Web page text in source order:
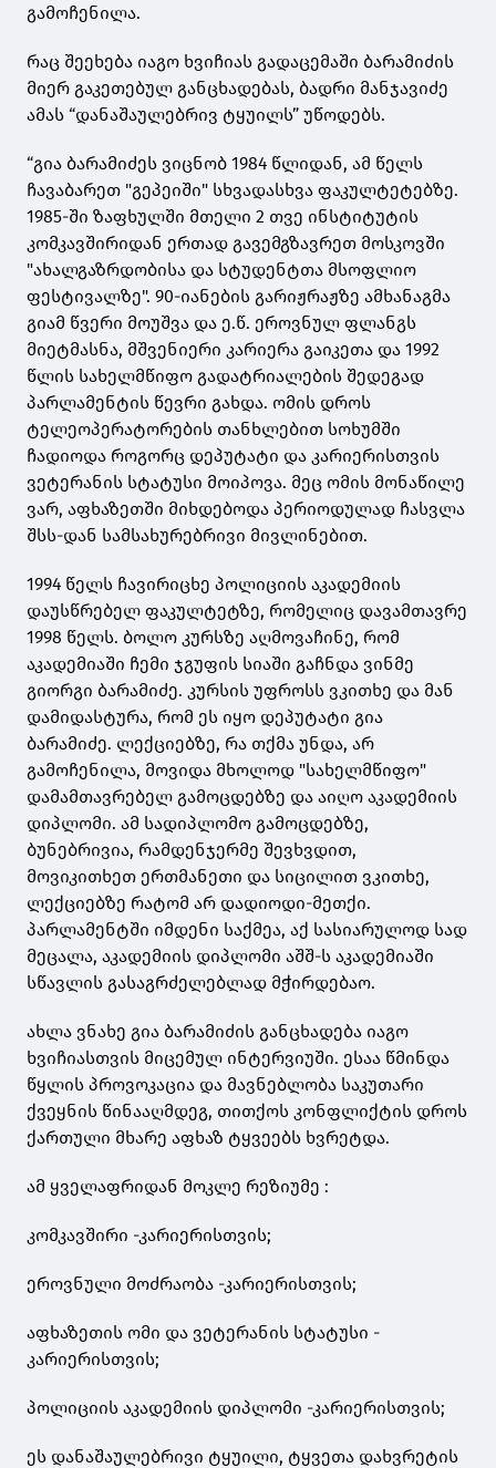
გამოჩენილა.
რაც შეეხება იაგო ხვიჩიას გადაცემაში ბარამიძის
მიერ გაკეთებულ განცხადებას, ბადრი მანჯავიძე
ამას “დანაშაულებრივ ტყუილს” უწოდებს.
“გია ბარამიძეს ვიცნობ 1984 წლიდან, ამ წელს
ჩავაბარეთ "გეპეიში" სხვადასხვა ფაკულტეტებზე.
1985-ში ზაფხულში მთელი 2 თვე ინსტიტუტის
კომკავშირიდან ერთად გავემგზავრეთ მოსკოვში
"ახალგაზრდობისა და სტუდენტთა მსოფლიო
ფესტივალზე". 90-იანების გარიჟრაჟზე ამხანაგმა
გიამ წვერი მოუშვა და ე.წ. ეროვნულ ფლანგს
მიეტმასნა, მშვენიერი კარიერა გაიკეთა და 1992
წლის სახელმწიფო გადატრიალების შედეგად
პარლამენტის წევრი გახდა. ომის დროს
ტელეოპერატორების თანხლებით სოხუმში
ჩადიოდა როგორც დეპუტატი და კარიერისთვის
ვეტერანის სტატუსი მოიპოვა. მეც ომის მონაწილე
ვარ, აფხაზეთში მიხდებოდა პერიოდულად ჩასვლა
შსს-დან სამსახურებრივი მივლინებით.
1994 წელს ჩავირიცხე პოლიციის აკადემიის
დაუსწრებელ ფაკულტეტზე, რომელიც დავამთავრე
1998 წელს. ბოლო კურსზე აღმოვაჩინე, რომ
აკადემიაში ჩემი ჯგუფის სიაში გაჩნდა ვინმე
გიორგი ბარამიძე. კურსის უფროსს ვკითხე და მან
დამიდასტურა, რომ ეს იყო დეპუტატი გია
ბარამიძე. ლექციებზე, რა თქმა უნდა, არ
გამოჩენილა, მოვიდა მხოლოდ "სახელმწიფო"
დამამთავრებელ გამოცდებზე და აიღო აკადემიის
დიპლომი. ამ სადიპლომო გამოცდებზე,
ბუნებრივია, რამდენჯერმე შევხვდით,
მოვიკითხეთ ერთმანეთი და სიცილით ვკითხე,
ლექციებზე რატომ არ დადიოდი-მეთქი.
პარლამენტში იმდენი საქმეა, აქ სასიარულოდ სად
მეცალა, აკადემიის დიპლომი აშშ-ს აკადემიაში
სწავლის გასაგრძელებლად მჭირდებაო.
ახლა ვნახე გია ბარამიძის განცხადება იაგო
ხვიჩიასთვის მიცემულ ინტერვიუში. ესაა წმინდა
წყლის პროვოკაცია და მავნებლობა საკუთარი
ქვეყნის წინააღმდეგ, თითქოს კონფლიქტის დროს
ქართული მხარე აფხაზ ტყვეებს ხვრეტდა.
ამ ყველაფრიდან მოკლე რეზიუმე :
კომკავშირი -კარიერისთვის;
ეროვნული მოძრაობა -კარიერისთვის;
აფხაზეთის ომი და ვეტერანის სტატუსი -
კარიერისთვის;
პოლიციის აკადემიის დიპლომი -კარიერისთვის;
ეს დანაშაულებრივი ტყუილი, ტყვეთა დახვრეტის